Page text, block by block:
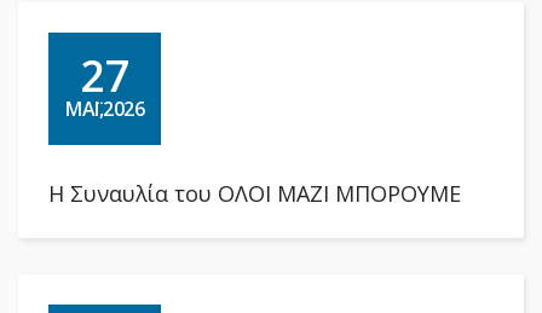
27
ΜΆΙ,2026
Η Συναυλία του ΟΛΟΙ ΜΑΖΙ ΜΠΟΡΟΥΜΕ